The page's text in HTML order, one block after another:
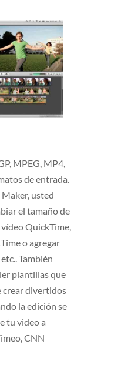
MPEG, MP4,
de entrada.
usted
el tamaño de
QuickTime,
o agregar
También
plantillas que
crear divertidos
la edición se
tu video a
CNN